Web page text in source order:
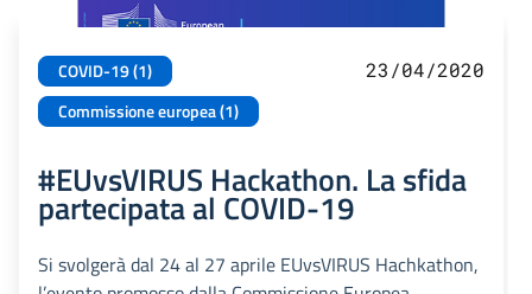
COVID-19 (1)
Commissione europea (1)
23/04/2020
#EUvsVIRUS Hackathon. La sfida
partecipata al COVID-19
Si svolgerà dal 24 al 27 aprile EUvsVIRUS Hachkathon,